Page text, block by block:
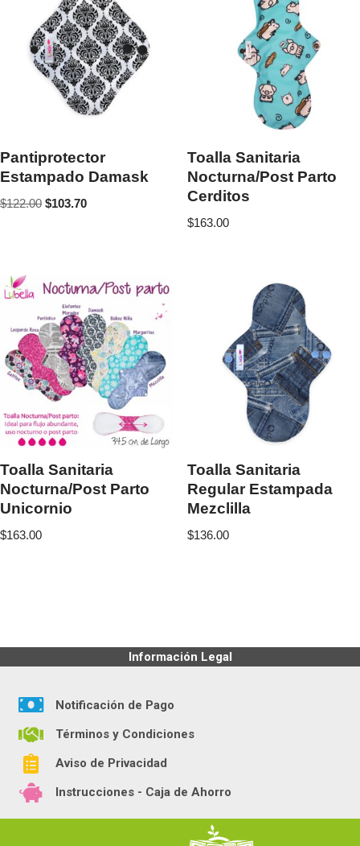
Pantiprotector
Estampado Damask
$122.00 $103.70
Toalla Sanitaria
Nocturna/Post Parto
Cerditos
$163.00
Toalla Sanitaria
Nocturna/Post Parto
Unicornio
$163.00
Toalla Sanitaria
Regular Estampada
Mezclilla
$136.00
Información Legal
Notificación de Pago
Términos y Condiciones
Aviso de Privacidad
Instrucciones - Caja de Ahorro